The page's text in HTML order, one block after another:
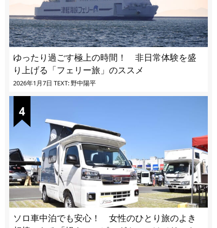
ゆったり過ごす極上の時間！ 非日常体験を盛
り上げる「フェリー旅」のススメ
2026年1月7日 TEXT: 野中陽平
ソロ車中泊でも安心！ 女性のひとり旅のよき